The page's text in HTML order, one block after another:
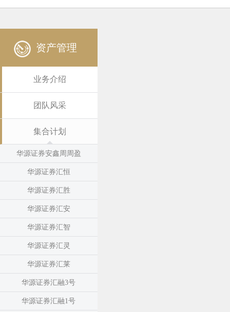
资产管理
业务介绍
团队风采
集合计划
华源证券安鑫周周盈
华源证券汇恒
华源证券汇胜
华源证券汇安
华源证券汇智
华源证券汇灵
华源证券汇莱
华源证券汇融3号
华源证券汇融1号